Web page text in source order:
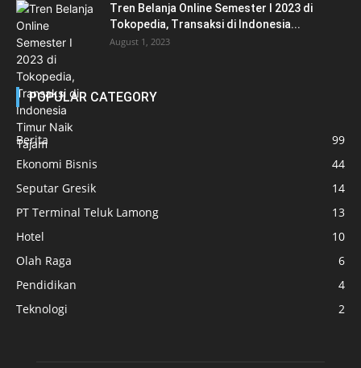
Tren Belanja Online Semester I 2023 di
Tokopedia, Transaksi di Indonesia...
August 1, 2023
POPULAR CATEGORY
Berita
99
Ekonomi Bisnis
44
Seputar Gresik
14
PT Terminal Teluk Lamong
13
Hotel
10
Olah Raga
6
Pendidikan
4
Teknologi
2